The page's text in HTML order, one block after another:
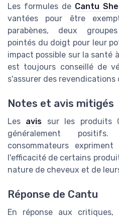
Les formules de Cantu
vantées pour être
parabènes, deux
pointés du doigt pour leur
impact possible sur la santé
est toujours conseillé de
s'assurer des revendications
Notes et avis mitigés
Les avis sur les produits
généralement positifs.
consommateurs
l'efficacité de certains
nature de cheveux et de
Réponse de Cantu
En réponse aux